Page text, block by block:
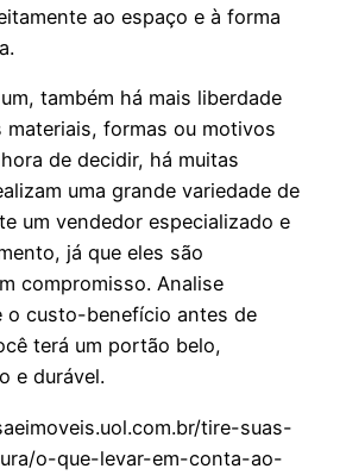
ao espaço e à forma
também há mais liberdade
materiais, formas ou motivos
de decidir, há muitas
uma grande variedade de
um vendedor especializado e
já que eles são
compromisso. Analise
o custo-benefício antes de
terá um portão belo,
e durável.
tire-suas-
o-que-levar-em-conta-ao-